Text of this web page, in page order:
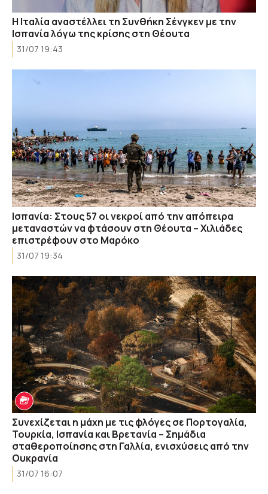
Η Ιταλία αναστέλλει τη Συνθήκη Σένγκεν με την
Ισπανία λόγω της κρίσης στη Θέουτα
31/07 19:43
Ισπανία: Στους 57 οι νεκροί από την απόπειρα
μεταναστών να φτάσουν στη Θέουτα – Χιλιάδες
επιστρέφουν στο Μαρόκο
31/07 19:34
Συνεχίζεται η μάχη με τις φλόγες σε Πορτογαλία,
Τουρκία, Ισπανία και Βρετανία – Σημάδια
σταθεροποίησης στη Γαλλία, ενισχύσεις από την
Ουκρανία
31/07 16:07